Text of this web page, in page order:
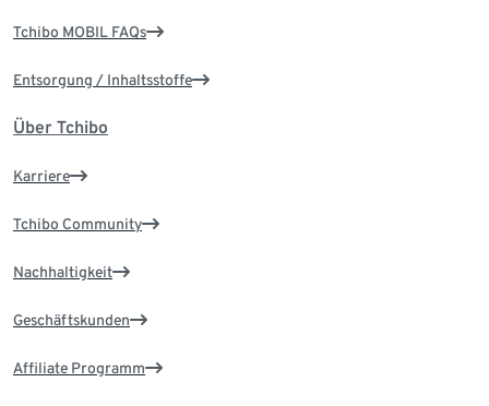
Tchibo MOBIL FAQs
Entsorgung / Inhaltsstoffe
Über Tchibo
Karriere
Tchibo Community
Nachhaltigkeit
Geschäftskunden
Affiliate Programm